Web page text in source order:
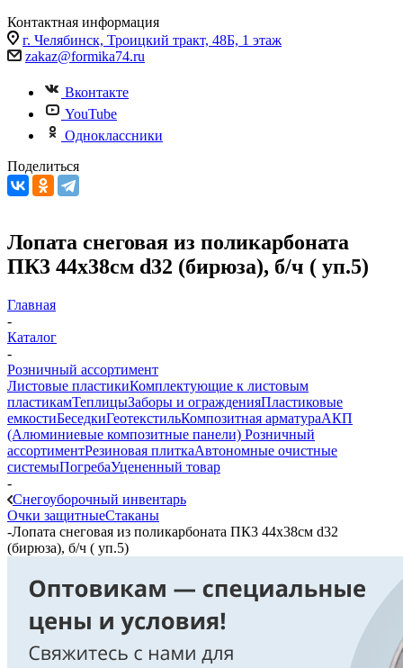
Контактная информация
г. Челябинск, Троицкий тракт, 48Б, 1 этаж
zakaz@formika74.ru
Вконтакте
YouTube
Одноклассники
Поделиться
Лопата снеговая из поликарбоната
ПК3 44х38см d32 (бирюза), б/ч ( уп.5)
Главная
-
Каталог
-
Розничный ассортимент
Листовые пластикиКомплектующие к листовым
пластикамТеплицыЗаборы и огражденияПластиковые
емкостиБеседкиГеотекстильКомпозитная арматураАКП
(Алюминиевые композитные панели) Розничный
ассортиментРезиновая плиткаАвтономные очистные
системыПогребаУцененный товар
-
Снегоуборочный инвентарь
Очки защитныеСтаканы
-Лопата снеговая из поликарбоната ПК3 44х38см d32
(бирюза), б/ч ( уп.5)